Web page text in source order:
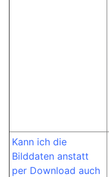
Kann ich die
Bilddaten anstatt
per Download auch